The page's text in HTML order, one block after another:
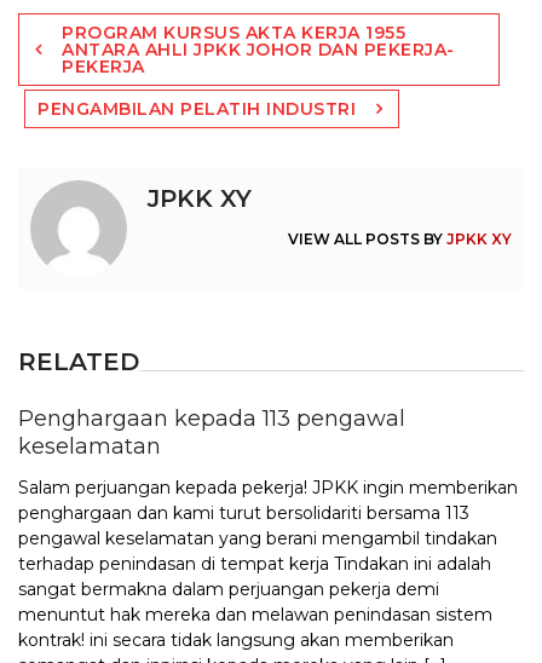
Post
navigation
PROGRAM KURSUS AKTA KERJA 1955
ANTARA AHLI JPKK JOHOR DAN PEKERJA-
PEKERJA
PENGAMBILAN PELATIH INDUSTRI
JPKK XY
VIEW ALL POSTS BY JPKK XY
RELATED
Penghargaan kepada 113 pengawal
keselamatan
Salam perjuangan kepada pekerja! JPKK ingin memberikan
penghargaan dan kami turut bersolidariti bersama 113
pengawal keselamatan yang berani mengambil tindakan
terhadap penindasan di tempat kerja Tindakan ini adalah
sangat bermakna dalam perjuangan pekerja demi
menuntut hak mereka dan melawan penindasan sistem
kontrak! ini secara tidak langsung akan memberikan